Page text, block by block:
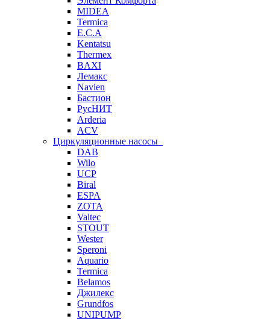
MIDEA
Termica
E.C.A
Kentatsu
Thermex
BAXI
Лемакс
Navien
Бастион
РусНИТ
Arderia
ACV
Циркуляционные насосы
DAB
Wilo
UCP
Biral
ESPA
ZOTA
Valtec
STOUT
Wester
Speroni
Aquario
Termica
Belamos
Джилекс
Grundfos
UNIPUMP